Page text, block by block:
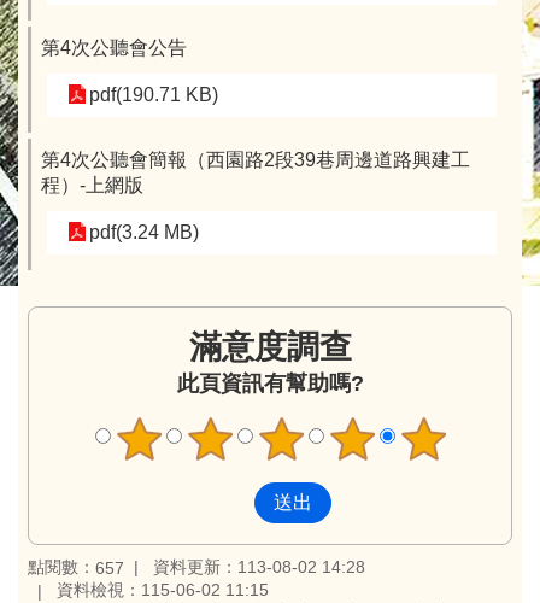
第4次公聽會公告
pdf(190.71 KB)
第4次公聽會簡報（西園路2段39巷周邊道路興建工
程）-上網版
pdf(3.24 MB)
滿意度調查
此頁資訊有幫助嗎?
點閱數： 657
資料更新：113-08-02 14:28
資料檢視：115-06-02 11:15